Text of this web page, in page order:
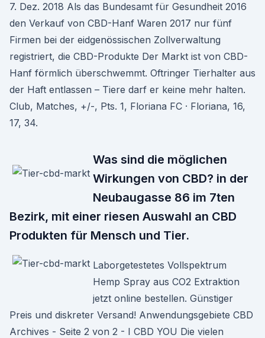
7. Dez. 2018 Als das Bundesamt für Gesundheit 2016
den Verkauf von CBD-Hanf Waren 2017 nur fünf
Firmen bei der eidgenössischen Zollverwaltung
registriert, die CBD-Produkte Der Markt ist von CBD-
Hanf förmlich überschwemmt. Oftringer Tierhalter aus
der Haft entlassen – Tiere darf er keine mehr halten.
Club, Matches, +/-, Pts. 1, Floriana FC · Floriana, 16,
17, 34.
Was sind die möglichen
Wirkungen von CBD? in der
Neubaugasse 86 im 7ten
Bezirk, mit einer riesen Auswahl an CBD
Produkten für Mensch und Tier.
Laborgetestetes Vollspektrum
Hemp Spray aus CO2 Extraktion
jetzt online bestellen. Günstiger
Preis und diskreter Versand! Anwendungsgebiete CBD
Archives - Seite 2 von 2 - I CBD YOU Die vielen